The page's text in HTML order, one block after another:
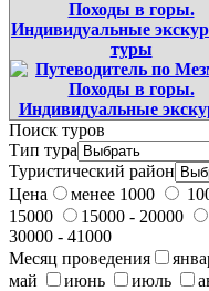
Поиск туров
Тип тура
Туристический район
Цена
менее 1000
15000
15000 - 20000
30000 - 41000
Месяц проведения
май
июнь июль